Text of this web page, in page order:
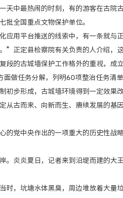
中最热闹的时刻，有的游客在古院
批全国重点文物保护单位。
用平台推送的线索中，有一条就与
”正定县检察院有关负责的人介绍，
的古城墙保护工作格外的重视，成
做任务分解，列明60项整治任务清单
步形成，古城墙环境得到一定效果改
古而来、向新而生、赓续发展的基
党中央作出的一项重大的历史性战
炎炎夏日，记者来到沿堤而建的大
坑塘水体黑臭，周边堆放着大量垃